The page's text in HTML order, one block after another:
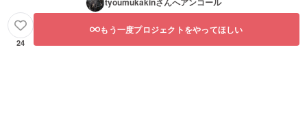
24
もう一度プロジェクトをやってほしい